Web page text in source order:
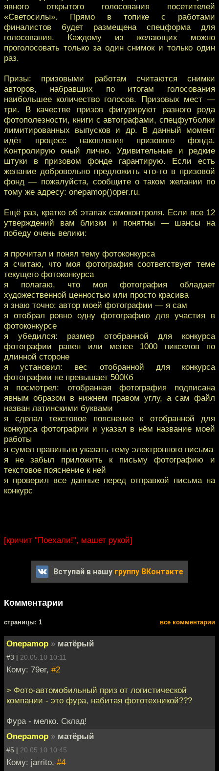
явного открытого голосования посетителей
«Светосилы». Прямо в топике с работами
финалистов будет размещена спецформа для
голосования. Каждому из желающих можно
проголосовать только за один снимок и только один
раз.
Призы: призовыми работам считаются снимки
авторов, набравших по итогам голосования
наибольшее количество голосов. Призовых мест —
три. В качестве призов фигурируют разного рода
фотополезности, книги с автографами, спецфутболки
лимитированных выпусков и др. В данный момент
идёт процесс накопления призового фонда.
Контролирую оный лично. Удивительные и редкие
штуки в призовом фонде гарантирую. Если есть
желание добровольно предложить что-то в призовой
фонд — пожалуйста, сообщите о таком желании по
тому же адресу: onepamop()oper.ru.
Ещё раз, кратко об этапах самоконтроля. Если все 12
утверждений вам близки и понятны — шансы на
победу очень велики:
я прочитал и понял тему фотоконкурса
я считаю, что моя фотография соответствует теме
текущего фотоконкурса
я полагаю, что моя фотография обладает
художественной ценностью или просто красива
я знаю точно: автор моей фотографии — я сам
я отобрал ровно одну фотографию для участия в
фотоконкурсе
я убедился: размер отобранной для конкурса
фотографии равен или менее 1000 пикселов по
длинной стороне
я установил: вес отобранной для конкурса
фотографии не превышает 500Кб
я посмотрел: отобранная фотография подписана
явным образом в нижнем правом углу, а сам файл
назван латинскими буквами
я сделал текстовое пояснение к отобранной для
конкурса фотографии и указал в нём название моей
работы
я сумел правильно указать тему электронного письма
я не забыл приложить к письму фотографию и
текстовое пояснение к ней
я проверил все данные перед отправкой письма на
конкурс
[кричит "Поехали!", машет рукой]
Вступай в нашу группу ВКонтакте
Комментарии
cтраницы: 1 все комментарии
Onepamop » матёрый
#3 | 20.05.10 10:11
Кому: 79er, #2
> Фото-автомобильный приз от логистической
компании - это фура, набитая фототехникой???
Фура - мелко. Склад!
Onepamop » матёрый
#5 | 20.05.10 10:45
Кому: jarrito, #4